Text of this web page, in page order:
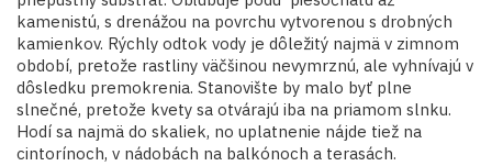
kamenistú, s drenážou na povrchu vytvorenou s drobných
kamienkov. Rýchly odtok vody je dôležitý najmä v zimnom
období, pretože rastliny väčšinou nevymrznú, ale vyhnívajú v
dôsledku premokrenia. Stanovište by malo byť plne
slnečné, pretože kvety sa otvárajú iba na priamom slnku.
Hodí sa najmä do skaliek, no uplatnenie nájde tiež na
cintorínoch, v nádobách na balkónoch a terasách.